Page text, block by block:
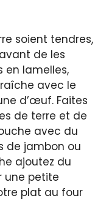
soient tendres,
de les
en lamelles,
avec le
d’œuf. Faites
de terre et de
avec du
de jambon ou
ajoutez du
une petite
plat au four